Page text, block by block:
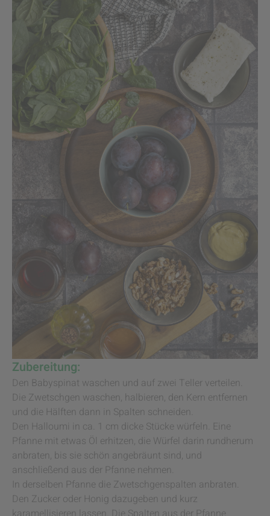
Zubereitung:
Den Babyspinat waschen und auf zwei Teller verteilen.
Die Zwetschgen waschen, halbieren, den Kern entfernen
und die Hälften dann in Spalten schneiden.
Den Halloumi in ca. 1 cm dicke Stücke würfeln. Eine
Pfanne mit etwas Öl erhitzen, die Würfel darin rundherum
anbraten, bis sie schön angebräunt sind, und
anschließend aus der Pfanne nehmen.
In derselben Pfanne die Zwetschgenspalten anbraten.
Den Zucker oder Honig dazugeben und kurz